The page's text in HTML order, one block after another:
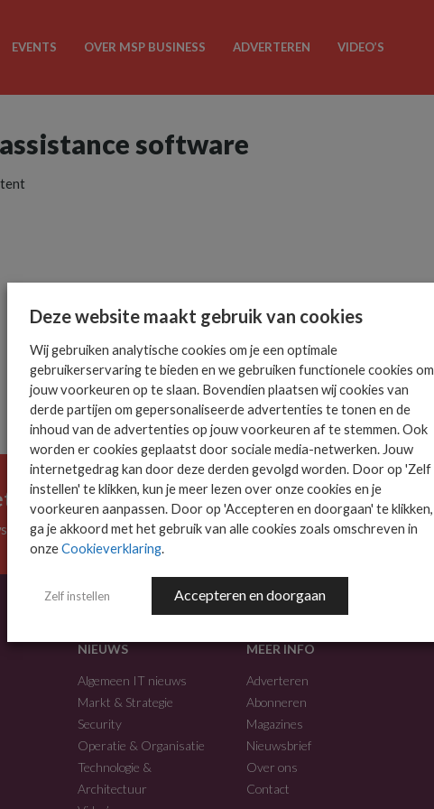
EVENTS OVER MSP BUSINESS ADVERTEREN VIDEO’S
assistance software
NIEUWS
Algemeen IT nieuws
Markt & Strategie
Security
Operatie & Organisatie
Technologie &
Architectuur
MEER INFO
Adverteren
Abonneren
Magazines
Nieuwsbrief
Over ons
Contact
Deze website maakt gebruik van cookies
Wij gebruiken analytische cookies om je een optimale
gebruikerservaring te bieden en we gebruiken functionele cookies om
jouw voorkeuren op te slaan. Bovendien plaatsen wij cookies van
derde partijen om gepersonaliseerde advertenties te tonen en de
inhoud van de advertenties op jouw voorkeuren af te stemmen. Ook
worden er cookies geplaatst door sociale media-netwerken. Jouw
internetgedrag kan door deze derden gevolgd worden. Door op 'Zelf
instellen' te klikken, kun je meer lezen over onze cookies en je
voorkeuren aanpassen. Door op 'Accepteren en doorgaan' te klikken,
ga je akkoord met het gebruik van alle cookies zoals omschreven in
onzeCookieverklaring.
Zelf instellen Accepteren en doorgaan